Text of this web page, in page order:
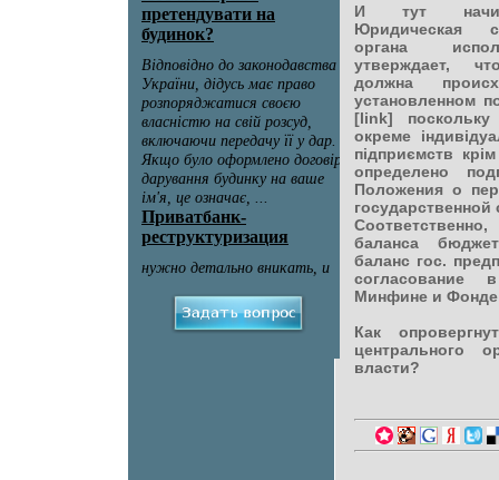
И тут
Юридическая
органа
утверждает,
должна
установленном
[link]
окреме
підприємств
определено
Положения о
государственной
баланса
баланс гос.
согласование
Минфине и Фонде
Как
центрального
власти?